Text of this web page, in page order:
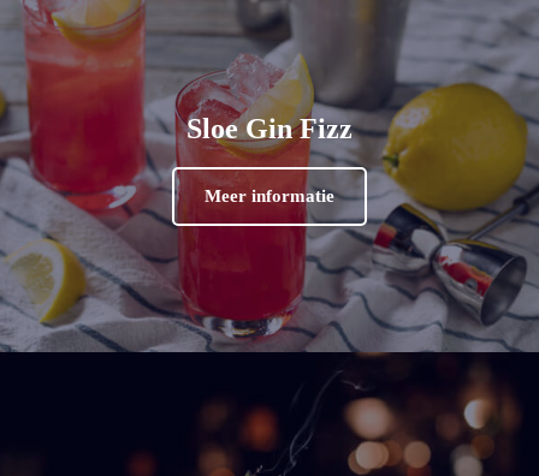
Sloe Gin Fizz
Meer informatie